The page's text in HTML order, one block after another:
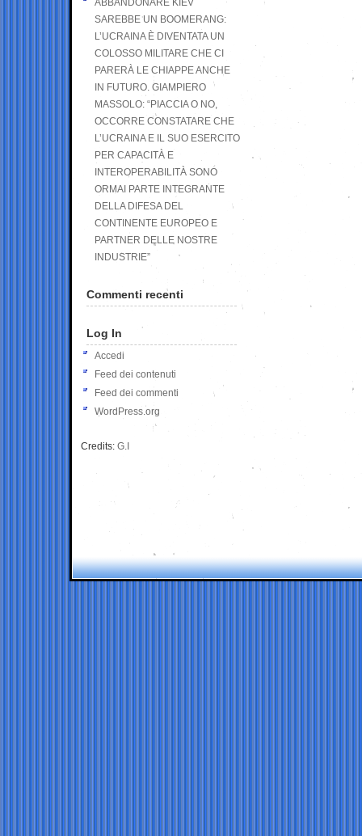
ABBANDONARE KIEV
SAREBBE UN BOOMERANG:
L’UCRAINA È DIVENTATA UN
COLOSSO MILITARE CHE CI
PARERÀ LE CHIAPPE ANCHE
IN FUTURO. GIAMPIERO
MASSOLO: “PIACCIA O NO,
OCCORRE CONSTATARE CHE
L’UCRAINA E IL SUO ESERCITO
PER CAPACITÀ E
INTEROPERABILITÀ SONO
ORMAI PARTE INTEGRANTE
DELLA DIFESA DEL
CONTINENTE EUROPEO E
PARTNER DELLE NOSTRE
INDUSTRIE”
Commenti recenti
Log In
Accedi
Feed dei contenuti
Feed dei commenti
WordPress.org
Credits: G.I